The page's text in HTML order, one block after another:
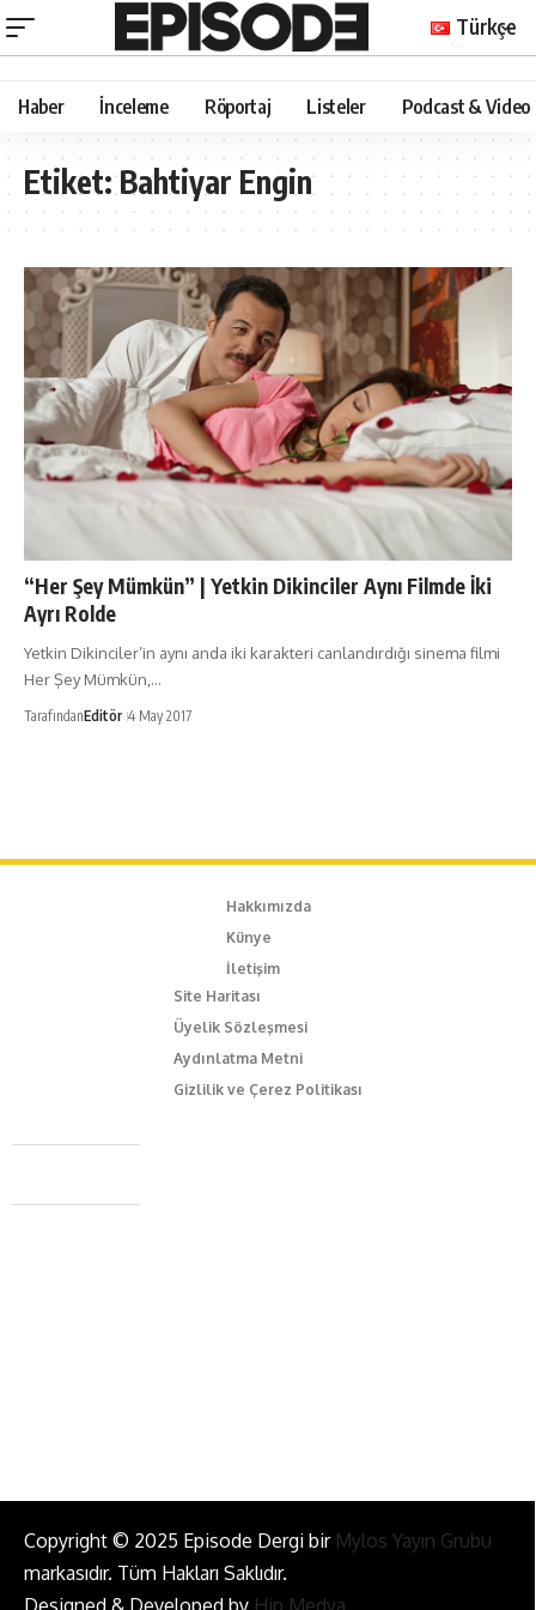
Türkçe
Haber İnceleme Röportaj Listeler Podcast & Video
Etiket:Bahtiyar Engin
“Her Şey Mümkün” | Yetkin Dikinciler Aynı Filmde İki
Ayrı Rolde
Yetkin Dikinciler’in aynı anda iki karakteri canlandırdığı sinema filmi
Her Şey Mümkün,…
TarafındanEditör 4 May 2017
Hakkımızda
Künye
İletişim
Site Haritası
Üyelik Sözleşmesi
Aydınlatma Metni
Gizlilik ve Çerez Politikası
Caferağa Mah. Dr. Şakir Paşa Sok. No3/A Kadıköy İstanbul
+90 543 345 46 00
Copyright © 2025 Episode Dergi bir Mylos Yayın Grubu
markasıdır. Tüm Hakları Saklıdır.
Designed & Developed by Hip Medya